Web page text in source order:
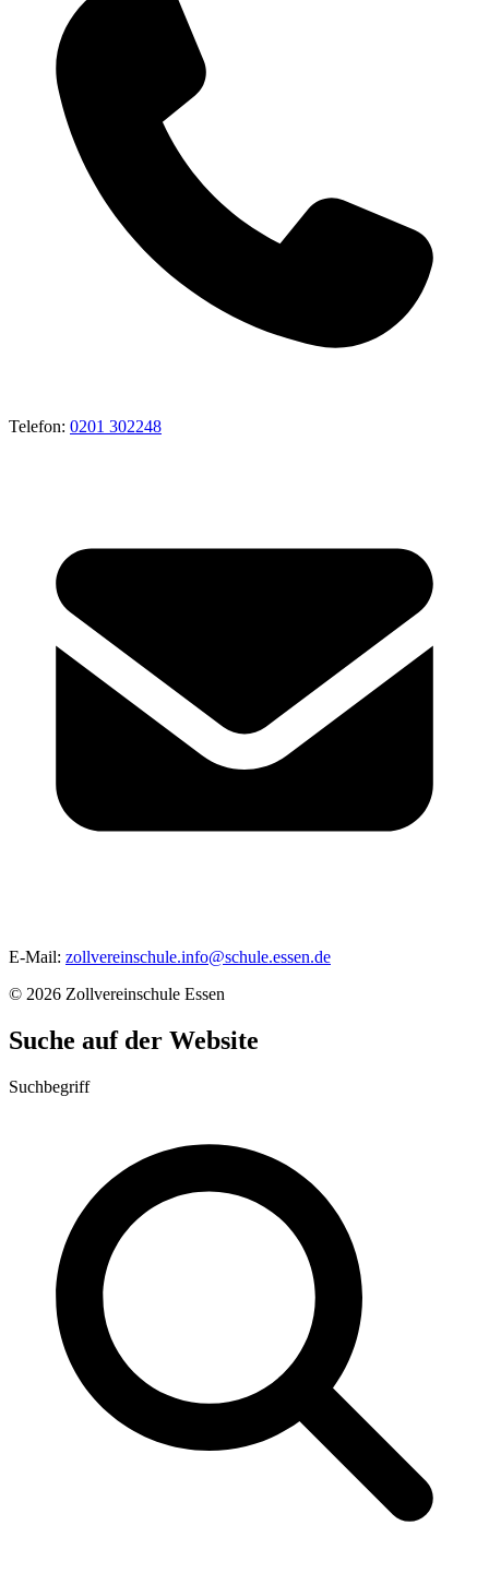
Telefon: 0201 302248
E-Mail: zollvereinschule.info@schule.essen.de
© 2026 Zollvereinschule Essen
Suche auf der Website
Suchbegriff